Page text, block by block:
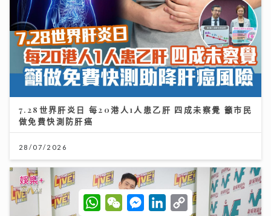
7.28世界肝炎日 每20港人1人患乙肝 四成未察覺 籲市民
做免費快測防肝癌
28/07/2026
W
h
W
e
M
e
L
C
o